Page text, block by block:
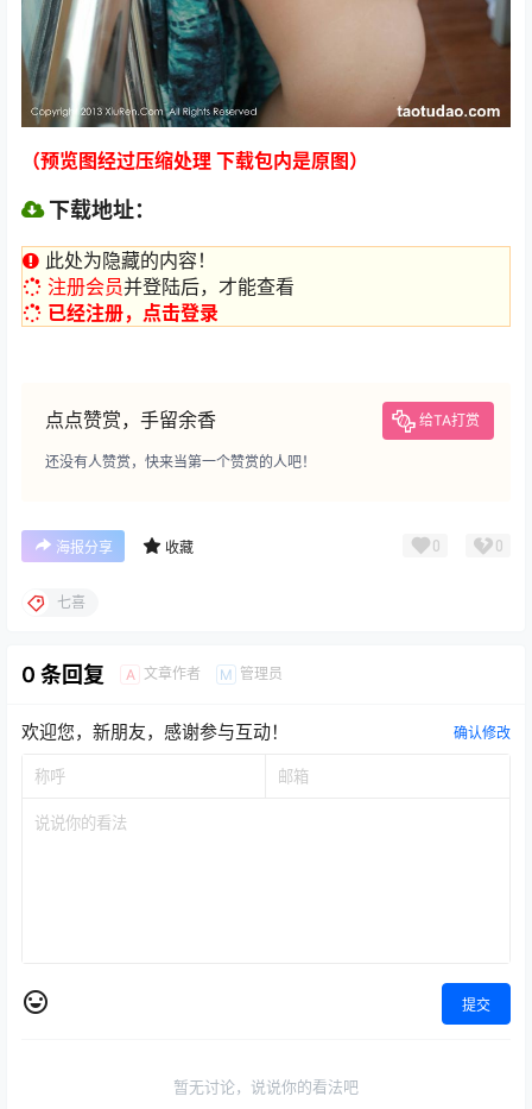
（预览图经过压缩处理 下载包内是原图）
下载地址：
此处为隐藏的内容！
注册会员并登陆后，才能查看
已经注册，点击登录
点点赞赏，手留余香 给TA打赏
还没有人赞赏，快来当第一个赞赏的人吧！
海报分享 收藏 0 0
七喜
0 条回复 A 文章作者 M 管理员
欢迎您，新朋友，感谢参与互动！ 确认修改
提交
暂无讨论，说说你的看法吧